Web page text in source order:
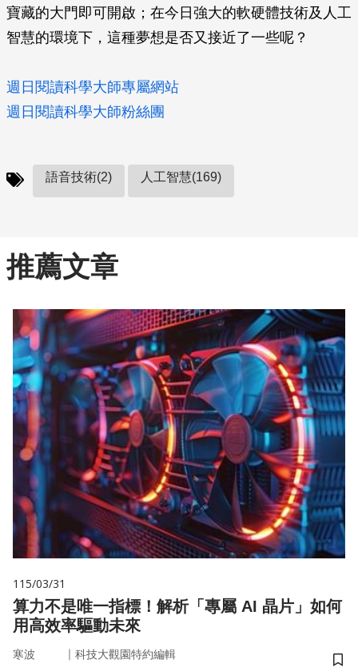
寶藏的大門即可開啟；在今日強大的軟硬體技術及人工
智慧的環境下，這種夢想是否又接近了一些呢？
週日閱讀科學大師專屬網站
週日閱讀科學大師粉絲團
語音技術(2) 人工智慧(169)
推薦文章
115/03/31
算力不是唯一指標！解析「專屬 AI 晶片」如何
用高效率驅動未來
寒波 ｜ 科技大觀園特約編輯